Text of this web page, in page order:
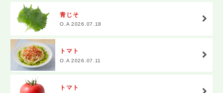
青じそ
O.A 2026.07.18
トマト
O.A 2026.07.11
トマト